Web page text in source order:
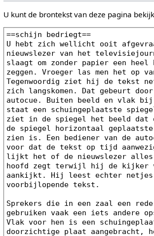
U kunt de brontekst van deze pagina